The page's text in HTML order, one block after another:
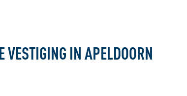
IN APELDOORN